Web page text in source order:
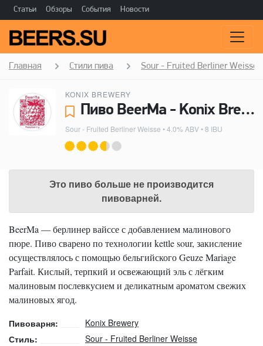
Статьи Обзоры События Новости
Главная Стили пива Sour - Fruited Berliner Weisse
KONIX BREWERY
Пиво BeerMa - Konix Brewery
Sour - Fruited Berliner Weisse • 4.0% ABV • 8 IBU
Это пиво больше не производится
пивоварней.
BeerMa — берлинер вайссе с добавлением малинового
пюре. Пиво сварено по технологии kettle sour, закисление
осуществлялось с помощью бельгийского Geuze Mariage
Parfait. Кислый, терпкий и освежающий эль с лёгким
малиновым послевкусием и деликатным ароматом свежих
малиновых ягод.
Пивоварня:
Konix Brewery
Стиль:
Sour - Fruited Berliner Weisse